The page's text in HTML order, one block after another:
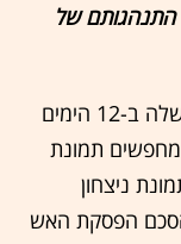
התנהגותם של
העובדה שישראל עשתה בשמי איראן כבשלה ב-12 הימים
מחפשים תמונת
ניצחון
הפסקת האש